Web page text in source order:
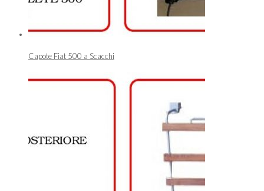
Capote Fiat 500 a Scacchi